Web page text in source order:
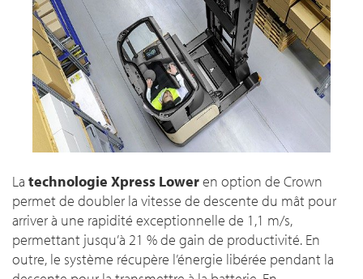
La technologie Xpress Loweren option de Crown
permet de doubler la vitesse de descente du mât pour
arriver à une rapidité exceptionnelle de 1,1 m/s,
permettant jusqu’à 21 % de gain de productivité. En
outre, le système récupère l’énergie libérée pendant la